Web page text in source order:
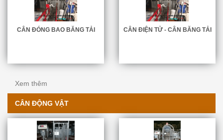
CÂN ĐÓNG BAO BĂNG TẢI CÂN ĐIỆN TỬ - CÂN BĂNG TẢI
Xem thêm
CÂN ĐỘNG VẬT